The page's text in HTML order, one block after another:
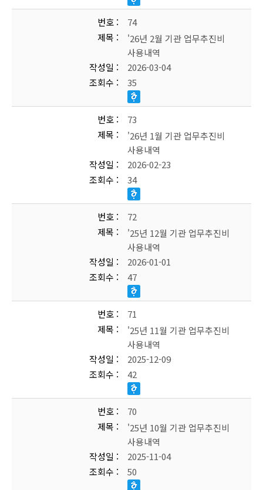
번호
74
제목
'26년 2월 기관 업무추진비
사용내역
작성일
2026-03-04
조회수
35
번호
73
제목
'26년 1월 기관 업무추진비
사용내역
작성일
2026-02-23
조회수
34
번호
72
제목
'25년 12월 기관 업무추진비
사용내역
작성일
2026-01-01
조회수
47
번호
71
제목
'25년 11월 기관 업무추진비
사용내역
작성일
2025-12-09
조회수
42
번호
70
제목
'25년 10월 기관 업무추진비
사용내역
작성일
2025-11-04
조회수
50